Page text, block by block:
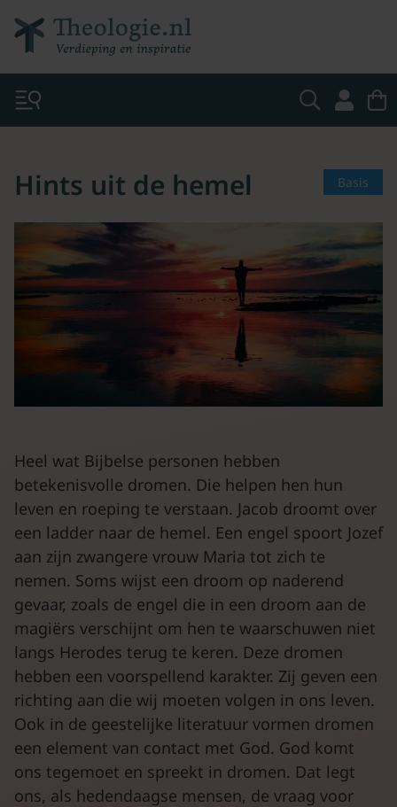
Basis
Hints uit de hemel
Heel wat Bijbelse personen hebben
betekenisvolle dromen. Die helpen hen hun
leven en roeping te verstaan. Jacob droomt over
een ladder naar de hemel. Een engel spoort Jozef
aan zijn zwangere vrouw Maria tot zich te
nemen. Soms wijst een droom op naderend
gevaar, zoals de engel die in een droom aan de
magiërs verschijnt om hen te waarschuwen niet
langs Herodes terug te keren. Deze dromen
hebben een voorspellend karakter. Zij geven een
richting aan die wij moeten volgen in ons leven.
Ook in de geestelijke literatuur vormen dromen
een element van contact met God. God komt
ons tegemoet en spreekt in dromen. Dat legt
ons, als hedendaagse mensen, de vraag voor